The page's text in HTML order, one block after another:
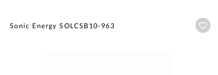
Sonic Energy SOLCSB10-963